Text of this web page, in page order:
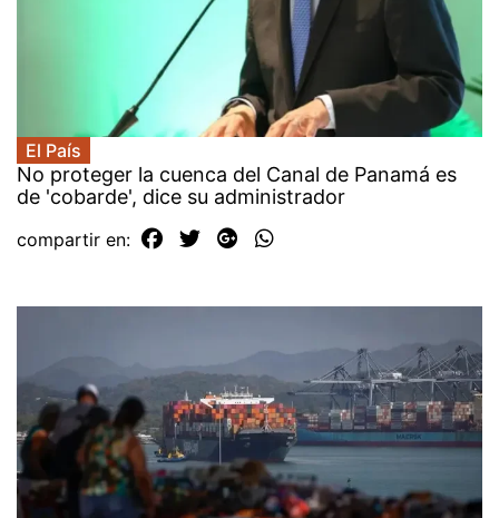
El País
No proteger la cuenca del Canal de Panamá es
de 'cobarde', dice su administrador
compartir en: